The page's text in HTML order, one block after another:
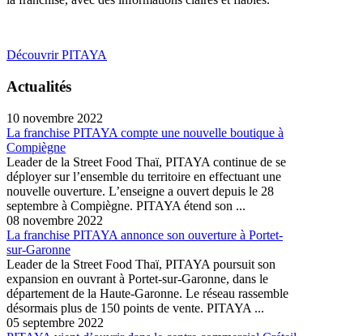
Découvrir PITAYA
Actualités
10 novembre 2022
La franchise PITAYA compte une nouvelle boutique à
Compiègne
Leader de la Street Food Thaï, PITAYA continue de se
déployer sur l’ensemble du territoire en effectuant une
nouvelle ouverture. L’enseigne a ouvert depuis le 28
septembre à Compiègne. PITAYA étend son ...
08 novembre 2022
La franchise PITAYA annonce son ouverture à Portet-
sur-Garonne
Leader de la Street Food Thaï, PITAYA poursuit son
expansion en ouvrant à Portet-sur-Garonne, dans le
département de la Haute-Garonne. Le réseau rassemble
désormais plus de 150 points de vente. PITAYA ...
05 septembre 2022